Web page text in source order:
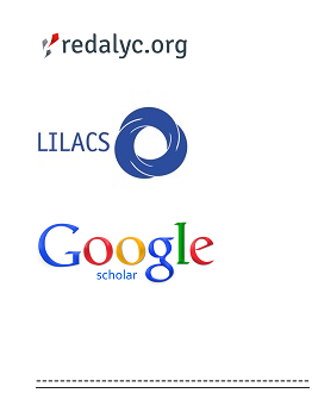
----------------------------------------------